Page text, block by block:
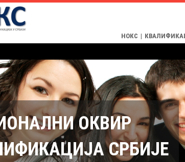
НОКС |
ОКВИР
СРБИЈЕ